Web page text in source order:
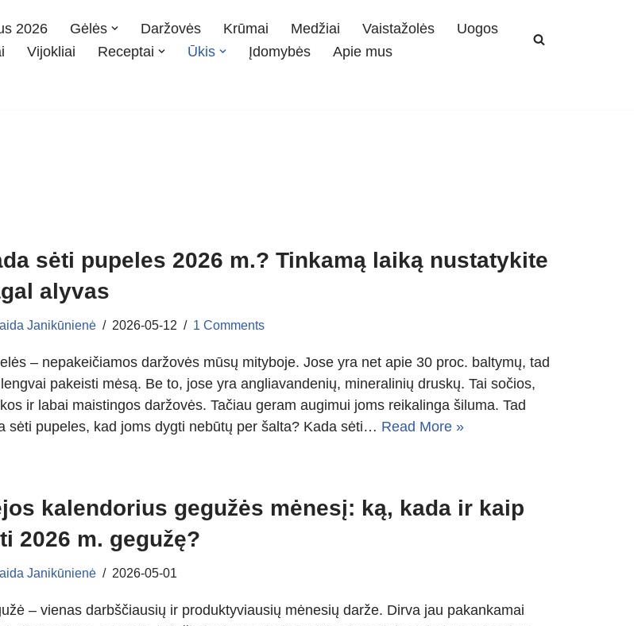
2026 Gėlės Daržovės Krūmai Medžiai Vaistažolės
Uogos
Vijokliai Receptai Ūkis Įdomybės Apie mus
sėti pupeles 2026 m.? Tinkamą laiką nustatykite
alyvas
Janikūnienė 2026-05-12 1 Comments
– nepakeičiamos daržovės mūsų mityboje. Jose yra net apie 30 proc. baltymų, tad
pakeisti mėsą. Be to, jose yra angliavandenių, mineralinių druskų. Tai sočios,
ir labai maistingos daržovės. Tačiau geram augimui joms reikalinga šiluma. Tad
sėti pupeles, kad joms dygti nebūtų per šalta? Kada sėti… Read More »
kalendorius gegužės mėnesį: ką, kada ir kaip
2026 m. gegužę?
Janikūnienė 2026-05-01
– vienas darbščiausių ir produktyviausių mėnesių darže. Dirva jau pakankamai